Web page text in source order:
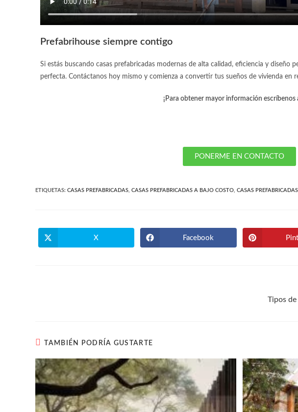
Prefabrihouse siempre contigo
Si estás buscando casas prefabricadas modernas de alta calidad, eficiencia y diseño
perfecta. Contáctanos hoy mismo y comienza a convertir tus sueños de vivienda en
¡Para obtener mayor información escríbenos
PONERME EN CONTACTO
ETIQUETAS: CASAS PREFABRICADAS, CASAS PREFABRICADAS A BAJO COSTO, CASAS
X Facebook
Tipos
TAMBIÉN PODRÍA GUSTARTE